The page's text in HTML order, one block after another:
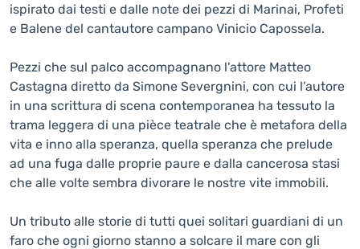
ispirato dai testi e dalle note dei pezzi di Marinai, Profeti
e Balene del cantautore campano Vinicio Capossela.
Pezzi che sul palco accompagnano l'attore Matteo
Castagna diretto da Simone Severgnini, con cui l’autore
in una scrittura di scena contemporanea ha tessuto la
trama leggera di una pièce teatrale che è metafora della
vita e inno alla speranza, quella speranza che prelude
ad una fuga dalle proprie paure e dalla cancerosa stasi
che alle volte sembra divorare le nostre vite immobili.
Un tributo alle storie di tutti quei solitari guardiani di un
faro che ogni giorno stanno a solcare il mare con gli